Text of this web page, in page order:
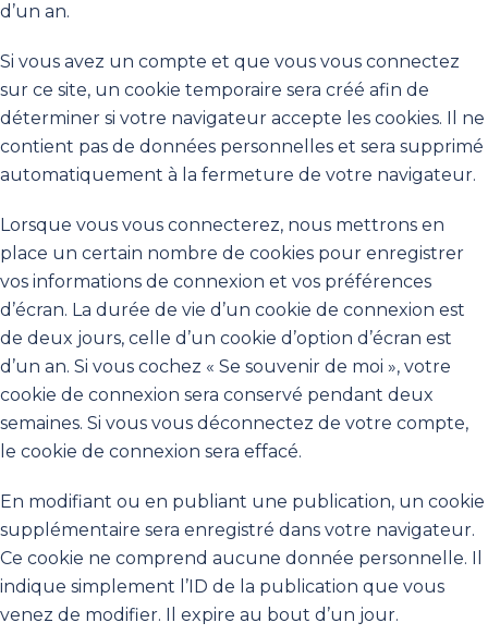
d’un an.
Si vous avez un compte et que vous vous connectez
sur ce site, un cookie temporaire sera créé afin de
déterminer si votre navigateur accepte les cookies. Il ne
contient pas de données personnelles et sera supprimé
automatiquement à la fermeture de votre navigateur.
Lorsque vous vous connecterez, nous mettrons en
place un certain nombre de cookies pour enregistrer
vos informations de connexion et vos préférences
d’écran. La durée de vie d’un cookie de connexion est
de deux jours, celle d’un cookie d’option d’écran est
d’un an. Si vous cochez « Se souvenir de moi », votre
cookie de connexion sera conservé pendant deux
semaines. Si vous vous déconnectez de votre compte,
le cookie de connexion sera effacé.
En modifiant ou en publiant une publication, un cookie
supplémentaire sera enregistré dans votre navigateur.
Ce cookie ne comprend aucune donnée personnelle. Il
indique simplement l’ID de la publication que vous
venez de modifier. Il expire au bout d’un jour.